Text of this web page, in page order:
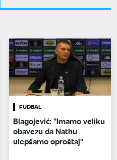
FUDBAL
Blagojević: "Imamo veliku
obavezu da Nathu
ulepšamo oproštaj"